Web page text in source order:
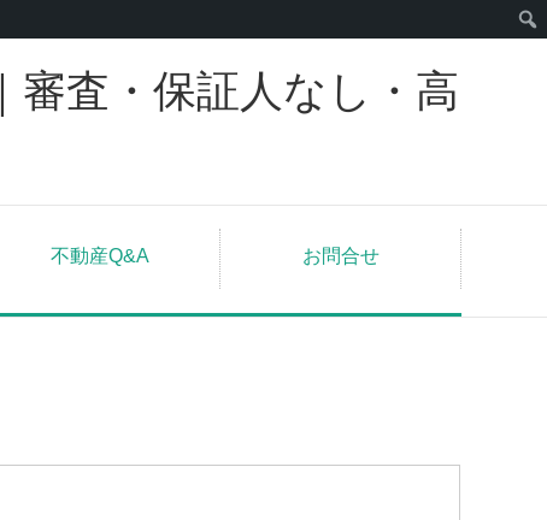
審査・保証人なし・高
不動産Q&A お問合せ